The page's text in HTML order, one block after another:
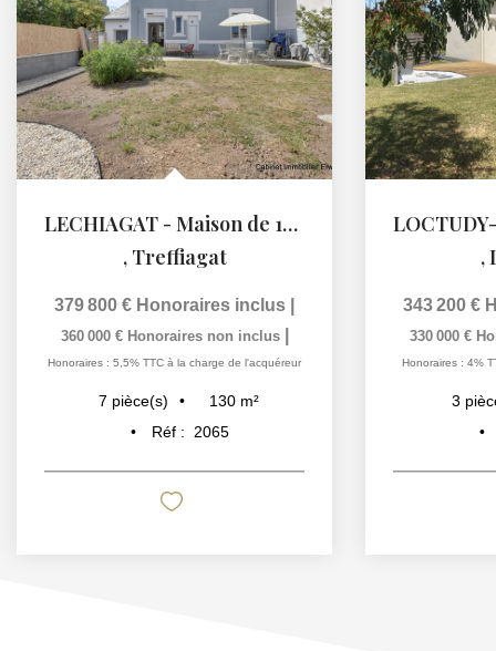
LECHIAGAT - Maison de 130 m² profitant d'une vue sur le port
, Treffiagat
379 800 € Honoraires inclus
360 000 € Honoraires non inclus
Honoraires : 5,5% TTC à la charge de l'acquéreur
7 pièce(s) 130 m²
Réf :
2065
,
343 200 €
330 000 €
Honoraires : 4%
3